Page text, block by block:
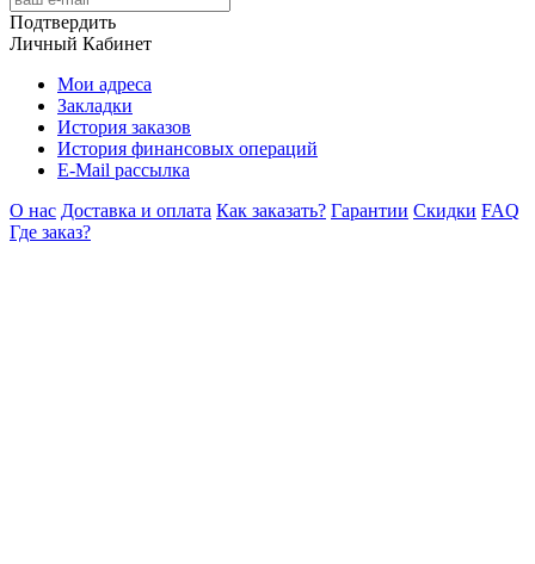
Подтвердить
Личный Кабинет
Мои адреса
Закладки
История заказов
История финансовых операций
E-Mail рассылка
О нас Доставка и оплата Как заказать? Гарантии Скидки FAQ
Где заказ?